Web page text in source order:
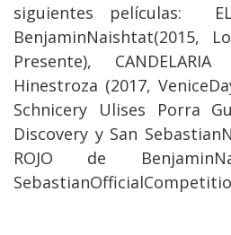
siguientes películas:
BenjaminNaishtat(2015,
Presente),
Hinestroza (2017,
Schnicery Ulises Porra
Discovery y San
ROJO de